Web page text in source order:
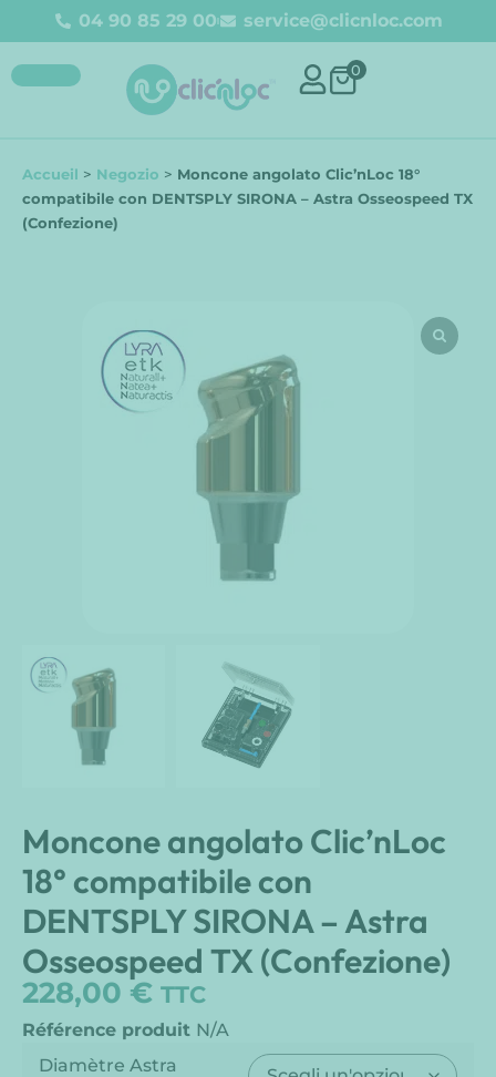
04 90 85 29 00 service@clicnloc.com
0
Accueil > Negozio > Moncone angolato Clic’nLoc 18°
compatibile con DENTSPLY SIRONA – Astra Osseospeed TX
(Confezione)
Moncone angolato Clic’nLoc
18° compatibile con
DENTSPLY SIRONA – Astra
Osseospeed TX (Confezione)
228,00 € TTC
Référence produit N/A
Diamètre Astra